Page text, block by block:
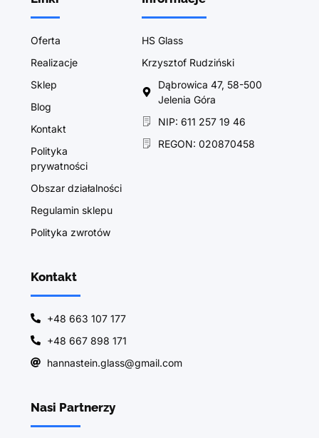
Oferta
Realizacje
Sklep
Blog
Kontakt
Polityka
prywatności
Obszar działalności
Regulamin sklepu
Polityka zwrotów
HS Glass
Krzysztof Rudziński
Dąbrowica 47, 58-500
Jelenia Góra
NIP: 611 257 19 46
REGON: 020870458
Kontakt
+48 663 107 177
+48 667 898 171
hannastein.glass@gmail.com
Nasi Partnerzy